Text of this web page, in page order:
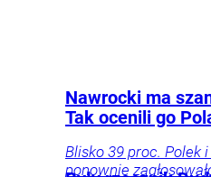
Nawrocki ma
Tak ocenili go
Blisko 39 proc. Polek
ponownie